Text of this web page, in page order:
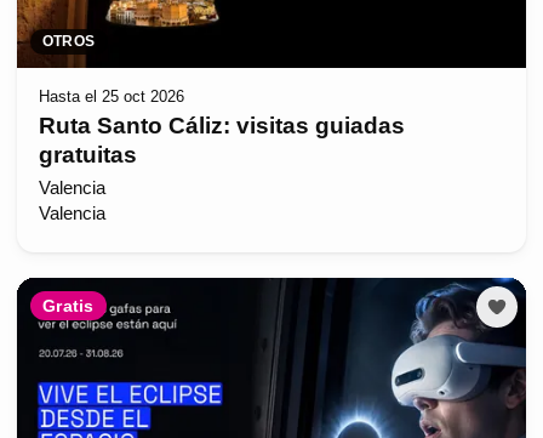
OTROS
Hasta el 25 oct 2026
Ruta Santo Cáliz: visitas guiadas
gratuitas
Valencia
Valencia
Gratis